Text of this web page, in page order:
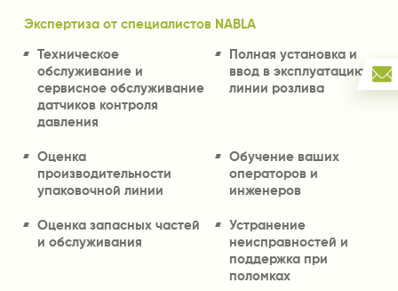
Экспертиза от специалистов NABLA
Техническое
обслуживание и
сервисное обслуживание
датчиков контроля
давления
Полная установка и
ввод в эксплуатацию
линии розлива
Оценка
производительности
упаковочной линии
Обучение ваших
операторов и
инженеров
Оценка запасных частей
и обслуживания
Устранение
неисправностей и
поддержка при
поломках
